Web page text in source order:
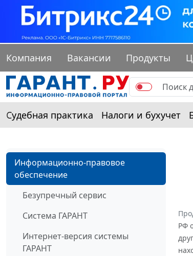
Компания Вакансии Продукты
Судебная практика Налоги и бухучет
Информационно-правовое
обеспечение
Безупречный сервис
Система ГАРАНТ
Интернет-версия системы
ГАРАНТ
РФ